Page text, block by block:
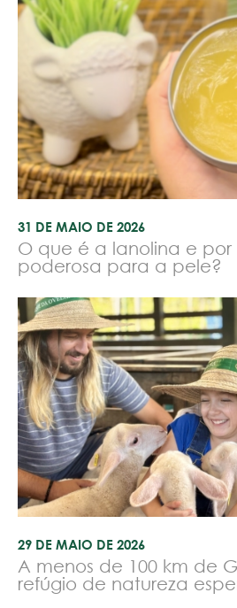
31 DE MAIO DE 2026
O que é a lanolina e
poderosa para a pele?
29 DE MAIO DE 2026
A menos de 100 km de
refúgio de natureza